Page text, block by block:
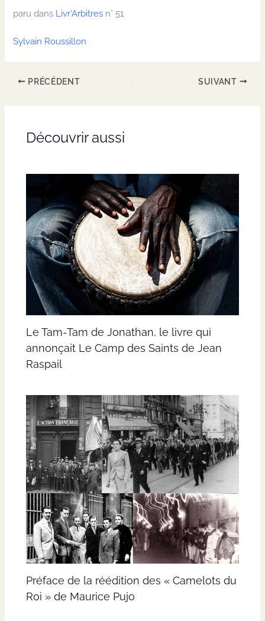
paru dans Livr’Arbitres n° 51
Sylvain Roussillon
PRÉCÉDENT SUIVANT
Découvrir aussi
Le Tam-Tam de Jonathan, le livre qui
annonçait Le Camp des Saints de Jean
Raspail
Préface de la réédition des « Camelots du
Roi » de Maurice Pujo